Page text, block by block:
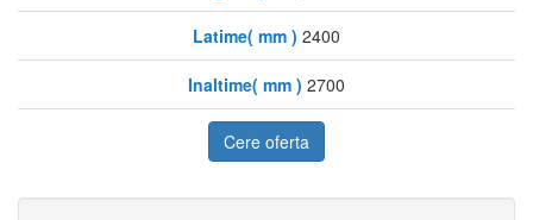
Latime( mm ) 2400
Inaltime( mm ) 2700
Cere oferta